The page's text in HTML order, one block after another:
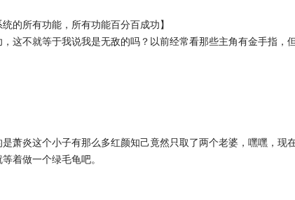
的所有功能，所有功能百分百成功】
这不就等于我说我是无敌的吗？以前经常看那些主角有金手指，
萧炎这个小子有那么多红颜知己竟然只取了两个老婆，嘿嘿，现
着做一个绿毛龟吧。